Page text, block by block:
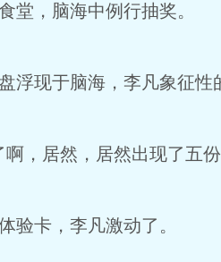
堂，脑海中例行抽奖。
浮现于脑海，李凡象征性
，居然，居然出现了五
验卡，李凡激动了。